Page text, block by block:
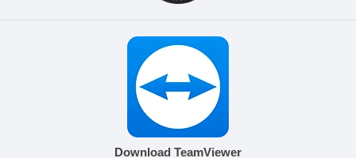
Download TeamViewer